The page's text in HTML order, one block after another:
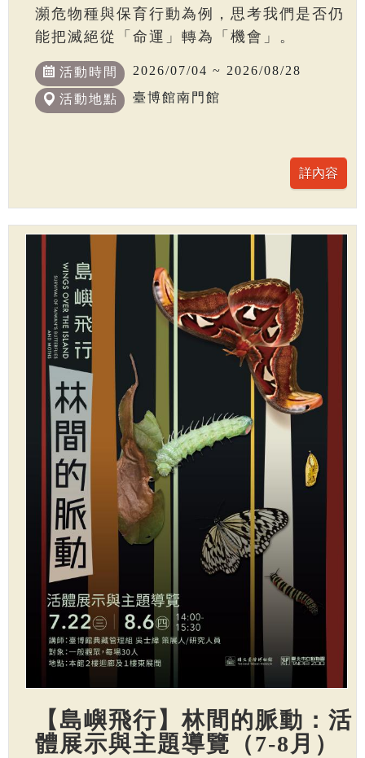
瀕危物種與保育行動為例，思考我們是否仍
能把滅絕從「命運」轉為「機會」。
活動時間 2026/07/04 ~ 2026/08/28
活動地點 臺博館南門館
【島嶼飛行】林間的脈動：活
體展示與主題導覽（7-8月）